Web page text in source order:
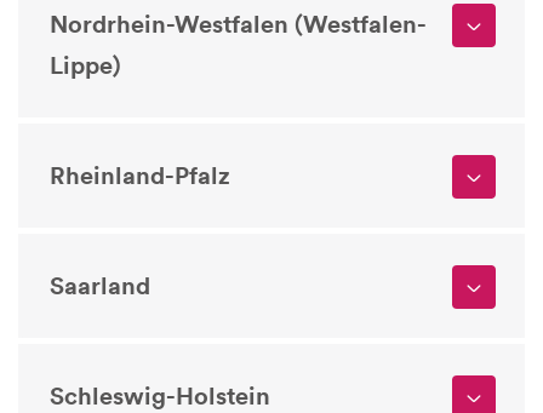
Nordrhein-Westfalen (Westfalen-
Lippe)
Rheinland-Pfalz
Saarland
Schleswig-Holstein